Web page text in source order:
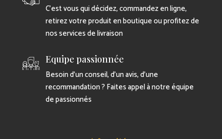
C’est vous qui décidez, commandez en ligne,
retirez votre produit en boutique ou profitez de
nos services de livraison
Equipe passionnée
Besoin d’un conseil, d’un avis, d’une
recommandation ? Faites appel à notre équipe
de passionnés